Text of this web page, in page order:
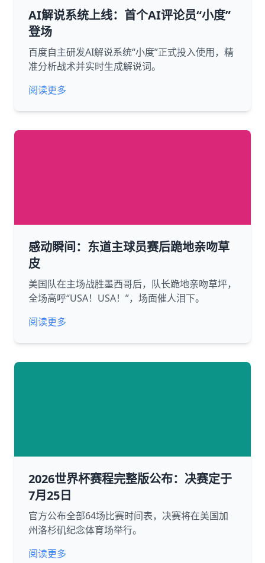
AI解说系统上线：首个AI评论员“小度”
登场
百度自主研发AI解说系统“小度”正式投入使用，精
准分析战术并实时生成解说词。
阅读更多
感动瞬间：东道主球员赛后跪地亲吻草
皮
美国队在主场战胜墨西哥后，队长跪地亲吻草坪，
全场高呼“USA！USA！”，场面催人泪下。
阅读更多
2026世界杯赛程完整版公布：决赛定于
7月25日
官方公布全部64场比赛时间表，决赛将在美国加
州洛杉矶纪念体育场举行。
阅读更多